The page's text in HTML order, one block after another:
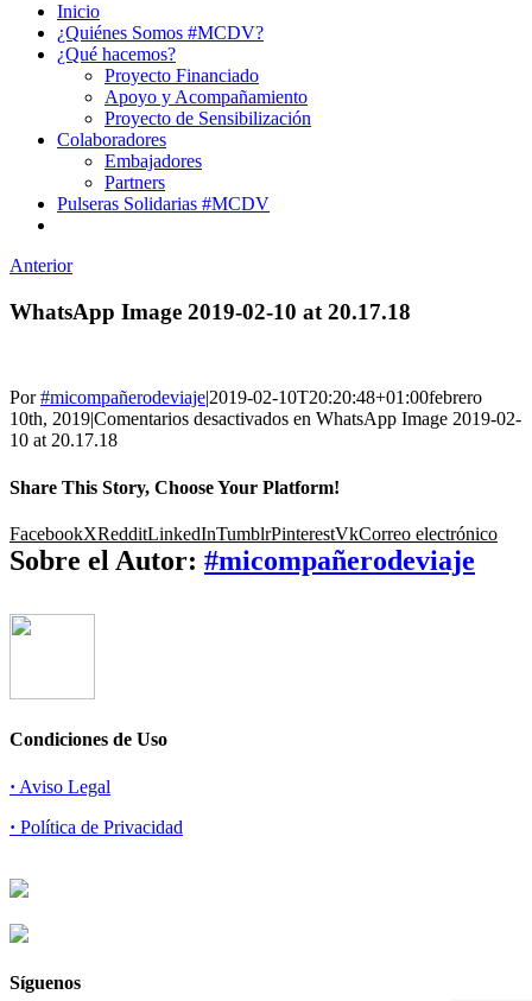
Inicio
¿Quiénes Somos #MCDV?
¿Qué hacemos?
Proyecto Financiado
Apoyo y Acompañamiento
Proyecto de Sensibilización
Colaboradores
Embajadores
Partners
Pulseras Solidarias #MCDV
Anterior
WhatsApp Image 2019-02-10 at 20.17.18
Por#micompañerodeviaje|2019-02-10T20:20:48+01:00febrero
10th, 2019|Comentarios desactivados en WhatsApp Image 2019-02-
10 at 20.17.18
Share This Story, Choose Your Platform!
FacebookXRedditLinkedInTumblrPinterestVkCorreo electrónico
Sobre el Autor: #micompañerodeviaje
Condiciones de Uso
· Aviso Legal
· Política de Privacidad
Síguenos